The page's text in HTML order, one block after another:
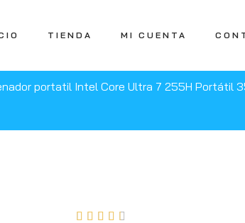
TIENDA MI CUENTA
portatil Intel Core Ultra 7 255H Portátil
    